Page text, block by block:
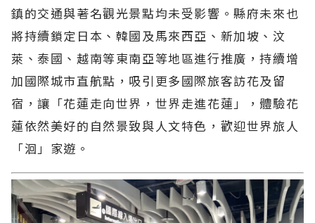
鎮的交通與著名觀光景點均未受影響。縣府未來也
將持續鎖定日本、韓國及馬來西亞、新加坡、汶
萊、泰國、越南等東南亞等地區進行推廣，持續增
加國際城市直航點，吸引更多國際旅客訪花及留
宿，讓「花蓮走向世界，世界走進花蓮」，體驗花
蓮依然美好的自然景致與人文特色，歡迎世界旅人
「洄」家遊。